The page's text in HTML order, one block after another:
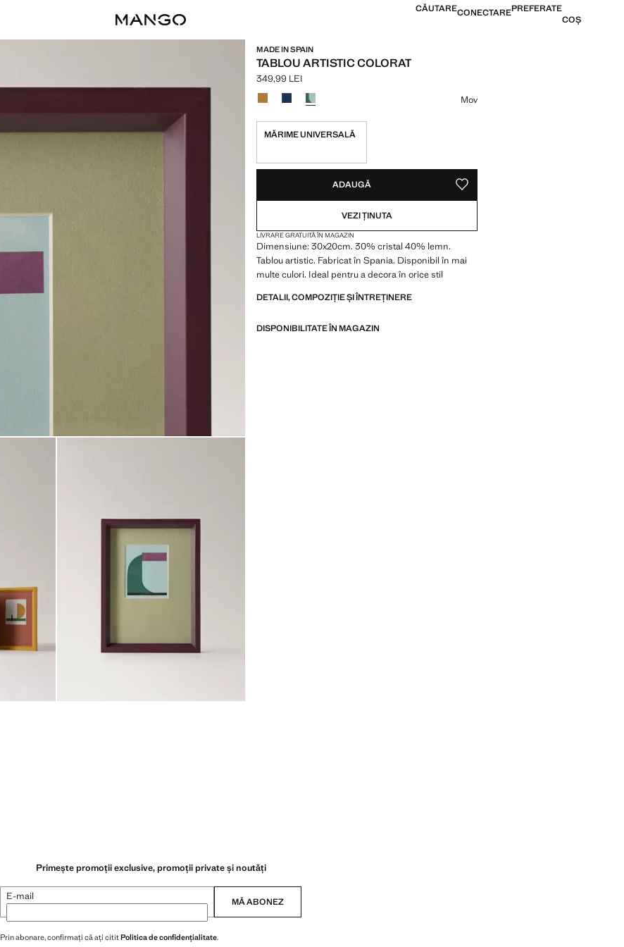
CĂUTARECONECTAREPREFERATE
COȘ
MADE IN SPAIN
TABLOU ARTISTIC COLORAT
Preț actual [349,99 LEI ]
349,99 LEI
Selectează o culoare
Mov
MĂRIME UNIVERSALĂ
ADAUGĂ SALVEAZĂ CA PREFERAT
VEZI ȚINUTA
LIVRARE GRATUITĂ ÎN MAGAZIN
Dimensiune: 30x20cm. 30% cristal 40% lemn.
Tablou artistic. Fabricat în Spania. Disponibil în mai
multe culori. Ideal pentru a decora în orice stil
DETALII, COMPOZIȚIE ȘI ÎNTREȚINERE
DISPONIBILITATE ÎN MAGAZIN
Primește promoții exclusive, promoții private și noutăți
E-mail MĂ ABONEZ
Prin abonare, confirmați că ați cititPolitica de confidențialitate.